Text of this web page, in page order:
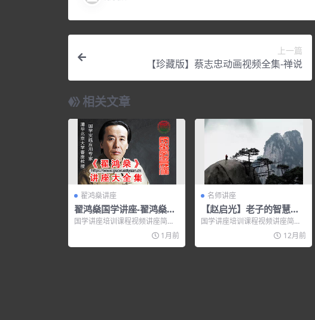
上一篇
【珍藏版】蔡志忠动画视频全集-禅说
相关文章
翟鸿燊讲座
翟鸿燊国学讲座-翟鸿燊
《国学应用智慧》
国学讲座培训课程视频讲座简
介： 翟鸿燊国学讲座 – 翟鸿燊
1月前
名师讲座
【赵启光】老子的智慧人
生
国学讲座培训课程视频讲座简
介： 一 神秘的老子 二 老子论女
12月前